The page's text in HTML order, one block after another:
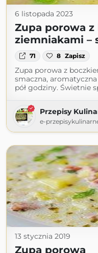
6 listopada 2023
Zupa porowa
ziemniakami –
71 8 Zapisz
Zupa porowa z
smaczna,
pół godziny. Świetnie
Przepisy
e-
13 stycznia 2019
Zupa porowa